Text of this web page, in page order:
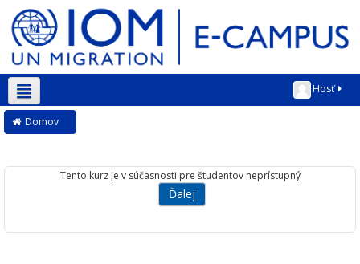
Hosť
Slovenčina ‎(sk)‎
Domov
Tento kurz je v súčasnosti pre študentov neprístupný